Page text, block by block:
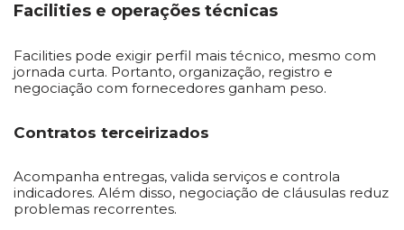
Facilities e operações técnicas
Facilities pode exigir perfil mais técnico, mesmo com
jornada curta. Portanto, organização, registro e
negociação com fornecedores ganham peso.
Contratos terceirizados
Acompanha entregas, valida serviços e controla
indicadores. Além disso, negociação de cláusulas reduz
problemas recorrentes.